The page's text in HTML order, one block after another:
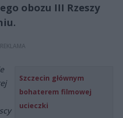
obozu III Rzeszy
Szczecin głównym
bohaterem filmowej
ucieczki